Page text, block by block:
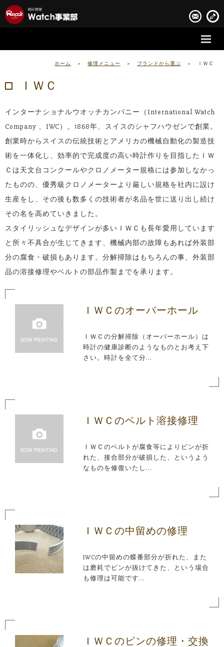
時計修理の流れ
時計修理実績
ホーム > 修理メニュー > ブランドから選ぶ > ＩＷＣ
ＩＷＣ
インターナショナルウオッチカンパニー（International Watch
Company 、IWC）。1868年、スイスのシャフハウゼンで創業。
創業時からスイスの伝統技術とアメリカの機械自動化の製造技
術を一体化し、効率的で完成度の高い時計作りを目指したＩＷ
Ｃは天文台コンクールやクロノメーター規格には参加しなかっ
たものの、優秀級クロノメーターより厳しい規格を社内に設け
生産をし、その後も数多くの技術者が名品を世に送り出し続け
その名を高めていきました。
スタイリッシュなデザインが多いＩＷＣも長年愛用しています
と所々不具合が生じてきます、機械内部の故障もあれば外装部
分の腐食・破損もあります。分解掃除はもちろんの事、外装部
品の溶接修理やベルトの部品作製までを承ります。
ＩＷＣのオーバーホール
ＩＷＣの分解掃除（オーバーホール）は
時計の健康診断のようなものとお考え下
さい。時計を全て分...
ＩＷＣのベルト溶接修理
ＩＷＣのベルトが腐食等によりピンが折
れた、接合部分が破損した、というよう
なものを修復いたし...
ＩＷＣの中留めの修理
IWCの中留めの蝶番部分が折れた、また
は磨耗でピンが抜けてきた、という場合
も修理は可能です...
ＩＷＣのピンの修理・交換